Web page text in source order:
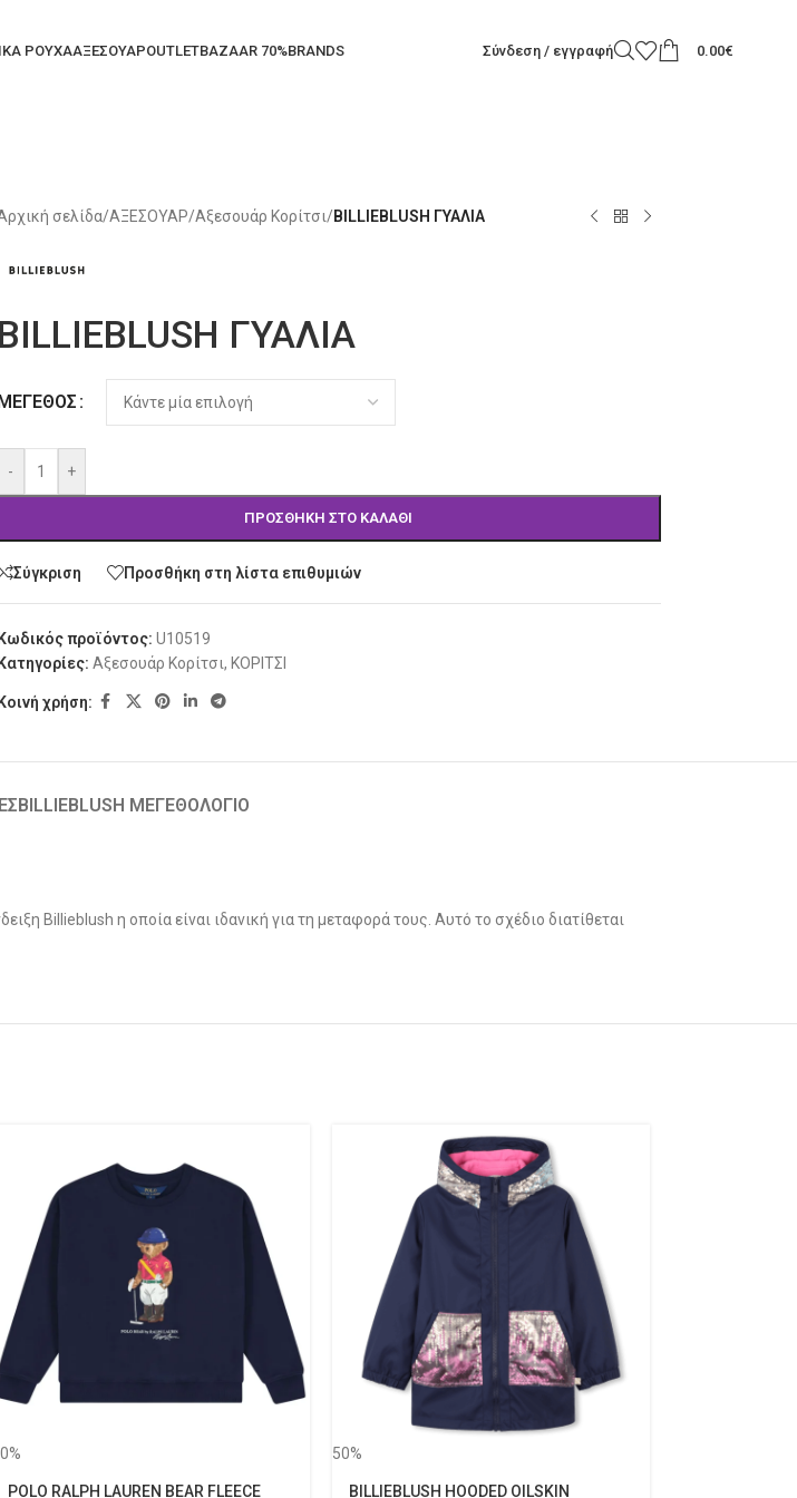
ΡΟΥΧΑΑΞΕΣΟΥΑΡOUTLETBAZAAR 70%BRANDS Σύνδεση / εγγραφή 0.00€
σελίδα/ΑΞΕΣΟΥΑΡ/Αξεσουάρ Κορίτσι/BILLIEBLUSH ΓΥΑΛΙΑ
BILLIEBLUSH ΓΥΑΛΙΑ
ΜΈΓΕΘΟΣ
- +
ΠΡΟΣΘΉΚΗ ΣΤΟ ΚΑΛΆΘΙ
Σύγκριση Προσθήκη στη λίστα επιθυμιών
Κωδικός προϊόντος: U10519
Κατηγορίες: Αξεσουάρ Κορίτσι, ΚΟΡΙΤΣΙ
Κοινή χρήση:
BILLIEBLUSH ΜΕΓΕΘΟΛΟΓΙΟ
Billieblush η οποία είναι ιδανική για τη μεταφορά τους. Αυτό το σχέδιο διατίθεται
POLO RALPH LAUREN BEAR FLEECE
50%
BILLIEBLUSH HOODED OILSKIN